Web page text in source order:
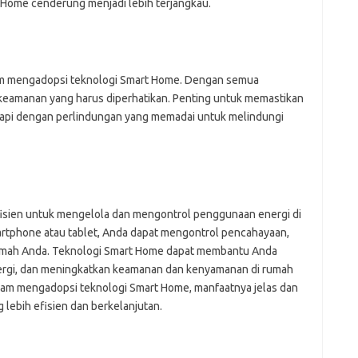
cenderung menjadi lebih terjangkau.
mengadopsi teknologi Smart Home. Dengan semua
yang harus diperhatikan. Penting untuk memastikan
dengan perlindungan yang memadai untuk melindungi
untuk mengelola dan mengontrol penggunaan energi di
atau tablet, Anda dapat mengontrol pencahayaan,
Anda. Teknologi Smart Home dapat membantu Anda
dan meningkatkan keamanan dan kenyamanan di rumah
mengadopsi teknologi Smart Home, manfaatnya jelas dan
lebih efisien dan berkelanjutan.